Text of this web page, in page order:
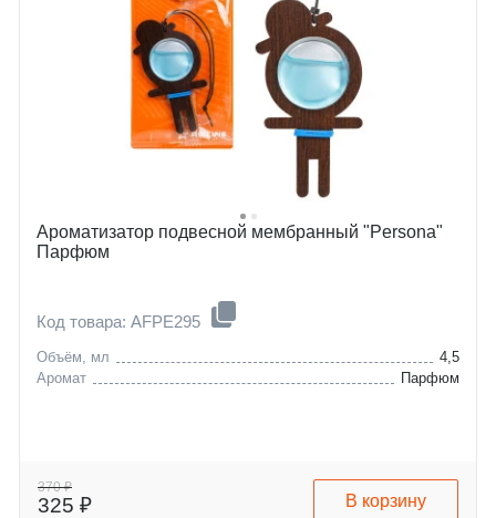
Ароматизатор подвесной мембранный "Persona"
Парфюм
Код товара: AFPE295
Объём, мл
4,5
Аромат
Парфюм
370 ₽
325 ₽ В корзину